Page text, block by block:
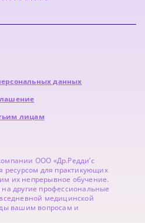
данных
лицам
ООО «Др.Редди’с
ресурсом для практикующих
их непрерывное обучение.
другие профессиональные
медицинской
вашим вопросам и